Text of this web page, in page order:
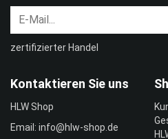
Kontaktieren Sie uns
HLW Shop
Email: info@hlw-shop.de
zertifizierter Handel